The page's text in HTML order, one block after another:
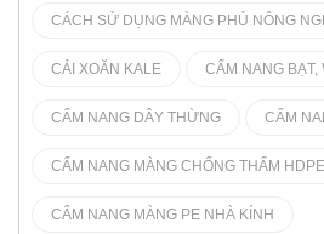
CÁCH SỬ DỤNG MÀNG PHỦ NÔNG
CẢI XOĂN KALE CẨM NANG BẠT,
CẨM NANG DÂY THỪNG CẨM
CẨM NANG MÀNG CHỐNG THẤM HDPE
CẨM NANG MÀNG PE NHÀ KÍNH